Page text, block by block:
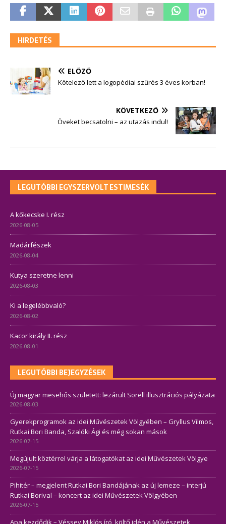
HIRDETÉS
ELŐZŐ
Kötelező lett a logopédiai szűrés 3 éves korban!
KÖVETKEZŐ
Öveket becsatolni – az utazás indul!
LEGUTÓBBI EGYSZERVOLT ESTIMESÉK
A kőkecske I. rész
2026-08-05
Madárfészek
2026-08-04
Kutya szeretne lenni
2026-08-03
Ki a legelébbvaló?
2026-08-02
Kacor király II. rész
2026-08-01
LEGUTÓBBI BEJEGYZÉSEK
Új magyar mesehős született: lezárult Sorell illusztrációs pályázata
2026-08-03
Gyerekprogramok az idei Művészetek Völgyében – Gryllus Vilmos,
Rutkai Bori Banda, Szalóki Ági és még sokan mások
2026-07-15
Megújult köztérrel várja a látogatókat az idei Művészetek Völgye
2026-07-15
Pihitér – megjelent Rutkai Bori Bandájának az új lemeze – interjú
Rutkai Borival – koncert az idei Művészetek Völgyében
2026-07-15
Apa kezdődik – Véssey Miklós író, költő idén a Művészetek